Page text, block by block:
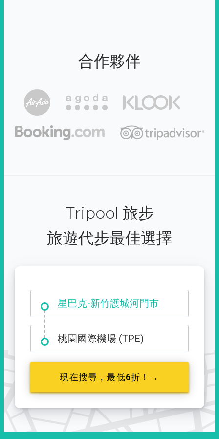
合作夥伴
Tripool 旅步
旅遊代步最佳選擇
大霸尖山登山口
桃園國際機場 (TPE)
現在搜尋，最低6折！→